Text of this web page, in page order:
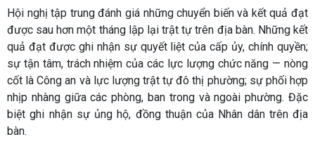
Hội nghị tập trung đánh giá những chuyển biến và kết quả đạt
được sau hơn một tháng lập lại trật tự trên địa bàn. Những kết
quả đạt được ghi nhận sự quyết liệt của cấp ủy, chính quyền;
sự tận tâm, trách nhiệm của các lực lượng chức năng — nòng
cốt là Công an và lực lượng trật tự đô thị phường; sự phối hợp
nhịp nhàng giữa các phòng, ban trong và ngoài phường. Đặc
biệt ghi nhận sự ủng hộ, đồng thuận của Nhân dân trên địa
bàn.